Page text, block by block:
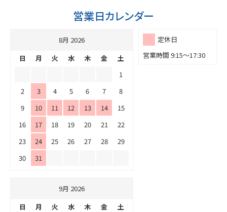
営業日カレンダー
定休日
営業時間 9:15～17:30
8月 2026
日
月 火 水 木 金
土
1
2
3 4 5 6 7
8
9
10 11 12 13 14
15
16
17 18 19 20 21
22
23
24 25 26 27 28
29
30
31
9月 2026
日
月 火 水 木 金
土